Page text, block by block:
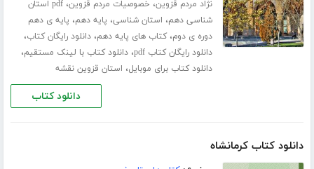
نژاد مردم قزوین، خصوصیات مردم قزوین،
pdf استان
شناسی دهم، استان شناسی، پایه دهم، پایه ی دهم
دوره ی دوم،کتاب های پایه دهم،دانلود رایگان کتاب،
دانلود رایگان کتاب pdf ،دانلود کتاب با لینک مستقیم،
دانلود کتاب برای موبایل، استان قزوین نقشه
دانلود کتاب
دانلود کتاب کرمانشاه